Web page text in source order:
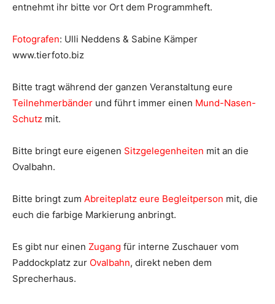
entnehmt ihr bitte vor Ort dem Programmheft.
Fotografen: Ulli Neddens & Sabine Kämper
www.tierfoto.biz
Bitte tragt während der ganzen Veranstaltung eure
Teilnehmerbänder und führt immer einen Mund-Nasen-
Schutz mit.
Bitte bringt eure eigenen Sitzgelegenheiten mit an die
Ovalbahn.
Bitte bringt zum Abreiteplatz eure Begleitperson mit, die
euch die farbige Markierung anbringt.
Es gibt nur einen Zugang für interne Zuschauer vom
Paddockplatz zur Ovalbahn, direkt neben dem
Sprecherhaus.